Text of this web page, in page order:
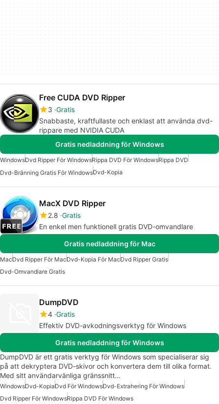
Free CUDA DVD Ripper
3 Gratis
Snabbaste, kraftfullaste och enklast att använda dvd-
rippare med NVIDIA CUDA
Gratis nedladdning för Windows
WindowsDvd Ripper För WindowsRippa DVD För WindowsRippa DVD
Dvd-Bränning Gratis För WindowsDvd-Kopia
MacX DVD Ripper
2.8 Gratis
En enkel men funktionell gratis DVD-omvandlare
Gratis nedladdning för Mac
MacDvd Ripper För MacDvd-Kopia För MacDvd Ripper Gratis
Dvd-Omvandlare Gratis
DumpDVD
4 Gratis
Effektiv DVD-avkodningsverktyg för Windows
Gratis nedladdning för Windows
DumpDVD är ett gratis verktyg för Windows som specialiserar sig
på att dekryptera DVD-skivor och konvertera dem till olika format.
Med sitt användarvänliga gränssnitt…
WindowsDvd-KopiaDvd För WindowsDvd-Extrahering För Windows
Dvd Ripper För WindowsRippa DVD För Windows